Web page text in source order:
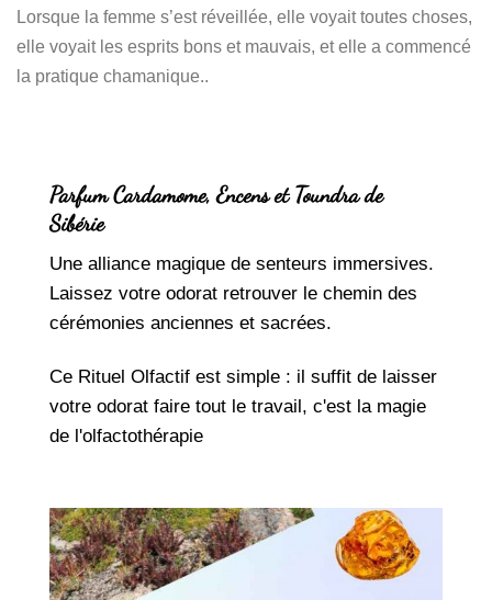
Lorsque la femme s’est réveillée, elle voyait toutes choses,
elle voyait les esprits bons et mauvais, et elle a commencé
la pratique chamanique..
Parfum Cardamome, Encens et Toundra de
Sibérie
Une alliance magique de senteurs immersives.
Laissez votre odorat retrouver le chemin des
cérémonies anciennes et sacrées.
Ce Rituel Olfactif est simple : il suffit de laisser
votre odorat faire tout le travail, c'est la magie
de l'olfactothérapie